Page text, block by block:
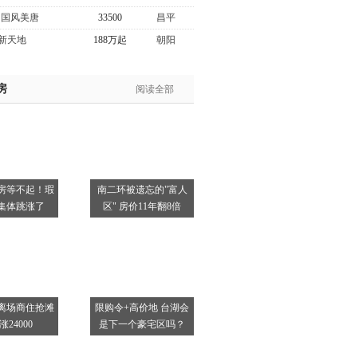
国风美唐 33500
昌平
天地 188万起 朝阳
阅读全部
等不起！瑕
体跳涨了
南二环被遗忘的"富人
区" 房价11年翻8倍
场商住抢滩
24000
限购令+高价地 台湖会
是下一个豪宅区吗？